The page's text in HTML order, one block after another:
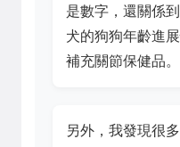
是數字，還關係
犬的狗狗年齡進
補充關節保健品。
另外，我發現很